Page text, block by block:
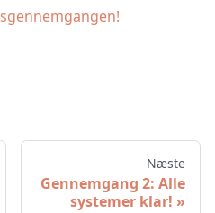
Næste
Gennemgang 2: Alle
systemer klar!